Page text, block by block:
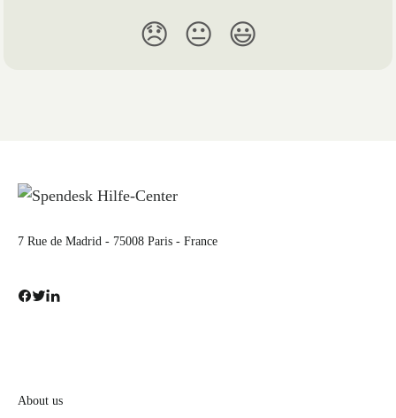
😞 😐 😃
7 Rue de Madrid - 75008 Paris - France
About us